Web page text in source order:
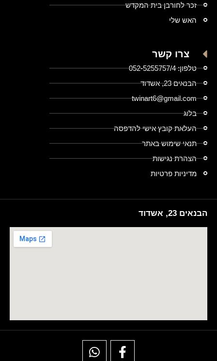
זכר לחורבן בית המקדש
האש שלי
צרו קשר
טלפון: 052-5255757/4
הבנאים 23, אשדוד
twinart6@gmail.com
בלוג
העלאת קובץ אישי להדפסה
תנאי שימוש באתר
הצהרת נגישות
מדיניות פרטיות
הבנאים 23, אשדוד